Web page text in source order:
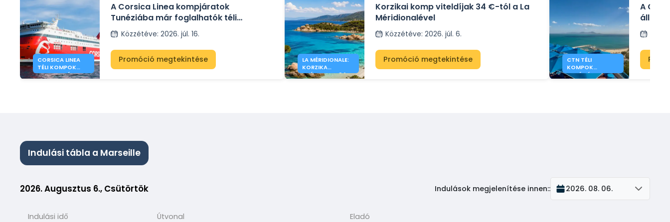
CORSICA LINEA
TÉLI KOMPOK
MARSEILLE ÉS
A Corsica Linea kompjáratok
Tunéziába már foglalhatók téli
átkelésekre Marseille és Tunisz között.
Közzétéve: 2026. júl. 16.
Promóció megtekintése
LA MÉRIDIONALE:
KORZIKA
AJÁNLATOK 34
Korzikai komp viteldíjak 34 €-tól a La
Méridionalével
Közzétéve:2026. júl. 6.
Promóció megtekintése
CTN TÉLI
KOMPOK
TUNÉZIÁBA
A
állnak
Indulási tábla a Marseille
2026. Augusztus 6., Csütörtök Indulások megjelenítése innen:: 2026. 08. 06.
Indulási idő Útvonal Eladó